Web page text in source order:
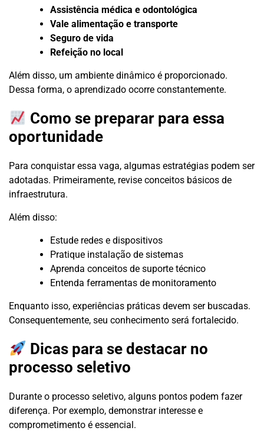
Assistência médica e odontológica
Vale alimentação e transporte
Seguro de vida
Refeição no local
Além disso, um ambiente dinâmico é proporcionado.
Dessa forma, o aprendizado ocorre constantemente.
Como se preparar para essa
oportunidade
Para conquistar essa vaga, algumas estratégias podem ser
adotadas. Primeiramente, revise conceitos básicos de
infraestrutura.
Além disso:
Estude redes e dispositivos
Pratique instalação de sistemas
Aprenda conceitos de suporte técnico
Entenda ferramentas de monitoramento
Enquanto isso, experiências práticas devem ser buscadas.
Consequentemente, seu conhecimento será fortalecido.
Dicas para se destacar no
processo seletivo
Durante o processo seletivo, alguns pontos podem fazer
diferença. Por exemplo, demonstrar interesse e
comprometimento é essencial.